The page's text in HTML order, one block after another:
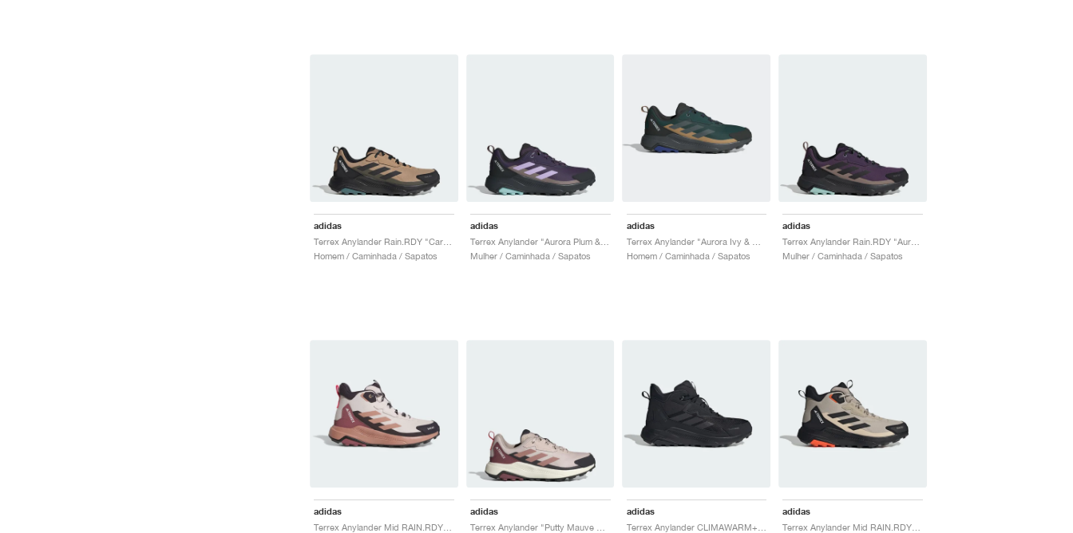
adidas
Homem / Caminhada / Sapatos
adidas
Mulher / Caminhada / Sapatos
adidas
Homem / Caminhada / Sapatos
adidas
Mulher / Caminhada / Sapatos
adidas adidas adidas adidas